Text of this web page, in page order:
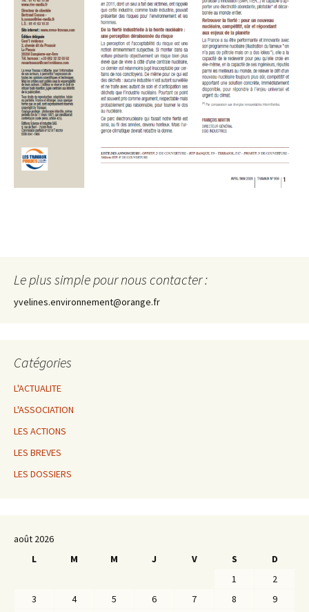
Le plus simple pour nous contacter :
yvelines.environnement@orange.fr
Catégories
L'ACTUALITE
L'ASSOCIATION
LES ACTIONS
LES BREVES
LES DOSSIERS
août 2026
L
M M J V S
D
1
2
3
4 5 6 7 8
9